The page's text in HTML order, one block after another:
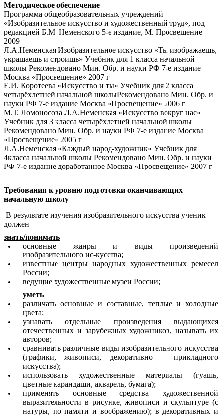
Методическое обеспечение
Программа общеобразовательных учреждений
«Изобразительное искусство и художественный труд», под
редакцией Б.М. Неменского 5-е издание, М. Просвещение
2009
Л.А.Неменская Изобразительное искусство «Ты изображаешь,
украшаешь и строишь» Учебник для 1 класса начальной
школы Рекомендовано Мин. Обр. и науки РФ 7-е издание
Москва «Просвещение» 2007 г
Е.И. Коротеева «Искусство и ты» Учебник для 2 класса
четырёхлетней начальной школыРекомендовано Мин. Обр. и
науки РФ 7-е издание Москва «Просвещение» 2006 г
М.Т. Ломоносова Л.А.Неменская «Искусство вокруг нас»
Учебник для 3 класса четырёхлетней начальной школы
Рекомендовано Мин. Обр. и науки РФ 7-е издание Москва
«Просвещение» 2005 г
Л.А.Неменская «Каждый народ-художник» Учебник для
4класса начальной школы Рекомендовано Мин. Обр. и науки
РФ 7-е издание доработанное Москва «Просвещение» 2007 г
Требования к уровню подготовки оканчивающих
начальную школу
В результате изучения изобразительного искусства ученик
должен
знать/понимать
основные жанры и виды произведений
изобразительного ис-кусства;
известные центры народных художественных ремесел
России;
ведущие художественные музеи России;
уметь
различать основные и составные, теплые и холодные
цвета;
узнавать отдельные произведения выдающихся
отечественных и зарубежных художников, называть их
авторов;
сравнивать различные виды изобразительного искусства
(графики, живописи, декоративно – прикладного
искусства);
использовать художественные материалы (гуашь,
цветные карандаши, акварель, бумага);
применять основные средства художественной
выразительности в рисунке, живописи и скульптуре (с
натуры, по памяти и воображению); в декоративных и